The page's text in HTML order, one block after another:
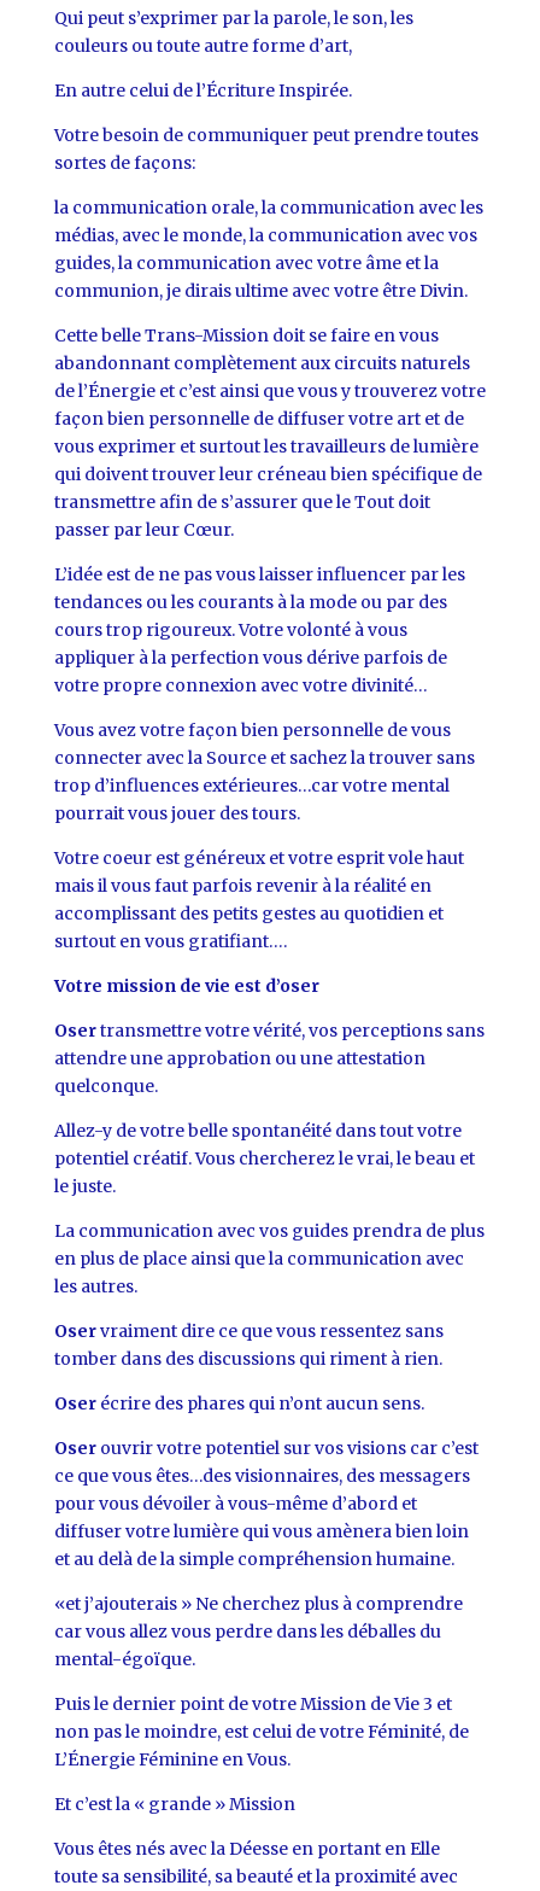
Qui peut s’exprimer par la parole, le son, les
couleurs ou toute autre forme d’art,
En autre celui de l’Écriture Inspirée.
Votre besoin de communiquer peut prendre toutes
sortes de façons:
la communication orale, la communication avec les
médias, avec le monde, la communication avec vos
guides, la communication avec votre âme et la
communion, je dirais ultime avec votre être Divin.
Cette belle Trans-Mission doit se faire en vous
abandonnant complètement aux circuits naturels
de l’Énergie et c’est ainsi que vous y trouverez votre
façon bien personnelle de diffuser votre art et de
vous exprimer et surtout les travailleurs de lumière
qui doivent trouver leur créneau bien spécifique de
transmettre afin de s’assurer que le Tout doit
passer par leur Cœur.
L’idée est de ne pas vous laisser influencer par les
tendances ou les courants à la mode ou par des
cours trop rigoureux. Votre volonté à vous
appliquer à la perfection vous dérive parfois de
votre propre connexion avec votre divinité…
Vous avez votre façon bien personnelle de vous
connecter avec la Source et sachez la trouver sans
trop d’influences extérieures…car votre mental
pourrait vous jouer des tours.
Votre coeur est généreux et votre esprit vole haut
mais il vous faut parfois revenir à la réalité en
accomplissant des petits gestes au quotidien et
surtout en vous gratifiant….
Votre mission de vie est d’oser
Osertransmettre votre vérité, vos perceptions sans
attendre une approbation ou une attestation
quelconque.
Allez-y de votre belle spontanéité dans tout votre
potentiel créatif. Vous chercherez le vrai, le beau et
le juste.
La communication avec vos guides prendra de plus
en plus de place ainsi que la communication avec
les autres.
Oservraiment dire ce que vous ressentez sans
tomber dans des discussions qui riment à rien.
Oserécrire des phares qui n’ont aucun sens.
Oserouvrir votre potentiel sur vos visions car c’est
ce que vous êtes…des visionnaires, des messagers
pour vous dévoiler à vous-même d’abord et
diffuser votre lumière qui vous amènera bien loin
et au delà de la simple compréhension humaine.
«et j’ajouterais » Ne cherchez plus à comprendre
car vous allez vous perdre dans les déballes du
mental-égoïque.
Puis le dernier point de votre Mission de Vie 3 et
non pas le moindre, est celui de votre Féminité, de
L’Énergie Féminine en Vous.
Et c’est la « grande » Mission
Vous êtes nés avec la Déesse en portant en Elle
toute sa sensibilité, sa beauté et la proximité avec